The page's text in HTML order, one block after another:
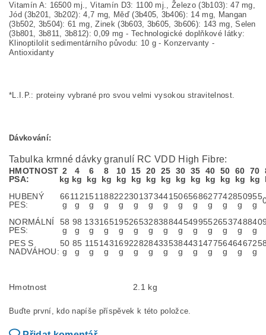
Vitamín A: 16500 mj., Vitamín D3: 1100 mj., Železo (3b103): 47 mg,
Jód (3b201, 3b202): 4,7 mg, Měď (3b405, 3b406): 14 mg, Mangan
(3b502, 3b504): 61 mg, Zinek (3b603, 3b605, 3b606): 143 mg, Selen
(3b801, 3b811, 3b812): 0,09 mg - Technologické doplňkové látky:
Klinoptilolit sedimentárního původu: 10 g - Konzervanty -
Antioxidanty
*L.I.P.: proteiny vybrané pro svou velmi vysokou stravitelnost.
Dávkování:
Tabulka krmné dávky granulí RC VDD High Fibre:
HMOTNOST
PSA:
2
kg
4
kg
6
kg
8
kg
10
kg
15
kg
20
kg
25
kg
30
kg
35
kg
40
kg
50
kg
60
kg
70
kg
HUBENÝ
PES:
66
g
112
g
151
g
188
g
222
g
301
g
373
g
441
g
506
g
568
g
627
g
742
g
850
g
955
g
NORMÁLNÍ
PES:
58
g
98
g
133
g
165
g
195
g
265
g
328
g
388
g
445
g
499
g
552
g
653
g
748
g
840
g
PES S
NADVÁHOU:
50
g
85
g
115
g
143
g
169
g
228
g
284
g
335
g
384
g
431
g
477
g
564
g
646
g
725
g
Hmotnost 2.1 kg
Buďte první, kdo napíše příspěvek k této položce.